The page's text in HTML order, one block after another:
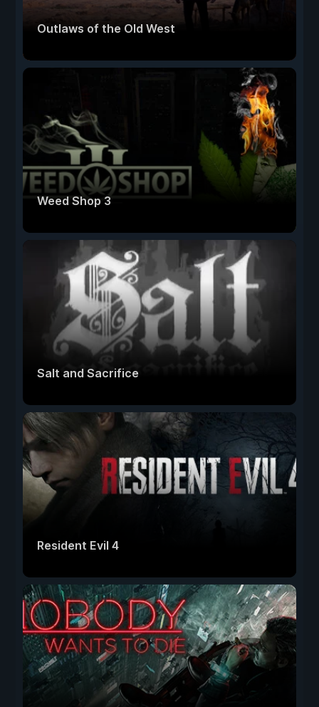
Outlaws of the Old West
Weed Shop 3
Salt and Sacrifice
Resident Evil 4